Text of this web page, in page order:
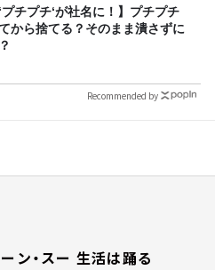
‘プチプチ‘が社名に！】プチプチ
から捨てる？そのまま潰さずに
Recommended by
ン・スー 生活は踊る